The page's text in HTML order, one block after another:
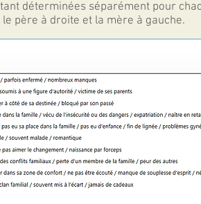
déterminées séparément pour
père à droite et la mère à gauche.